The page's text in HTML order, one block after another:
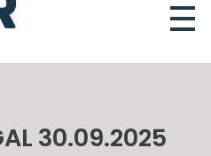
30.09.2025